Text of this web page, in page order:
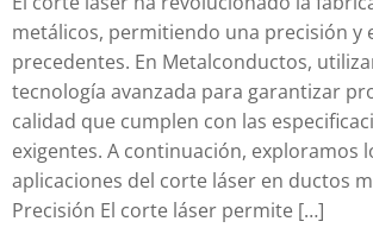
metálicos, permitiendo una precisión y
precedentes. En Metalconductos,
tecnología avanzada para garantizar
calidad que cumplen con las
exigentes. A continuación, exploramos
aplicaciones del corte láser en ductos
Precisión El corte láser permite […]